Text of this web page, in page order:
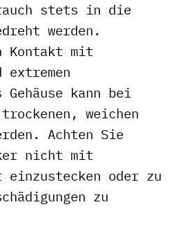
stets in die
werden.
Kontakt mit
Gehäuse kann bei
weichen
Achten Sie
nicht mit
einzustecken oder zu
zu